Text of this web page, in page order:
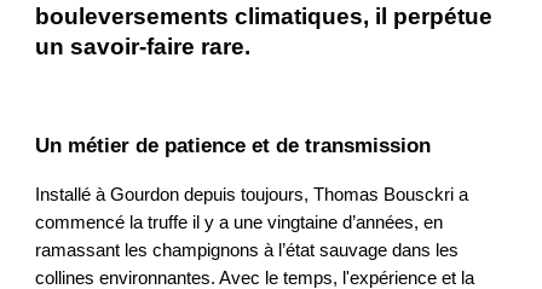
bouleversements climatiques, il perpétue
un savoir-faire rare.
Un métier de patience et de transmission
Installé à Gourdon depuis toujours, Thomas Bousckri a
commencé la truffe il y a une vingtaine d’années, en
ramassant les champignons à l’état sauvage dans les
collines environnantes. Avec le temps, l'expérience et la